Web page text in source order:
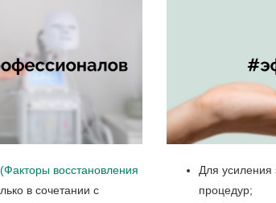
восстановления
в сочетании с
Для
процедур;